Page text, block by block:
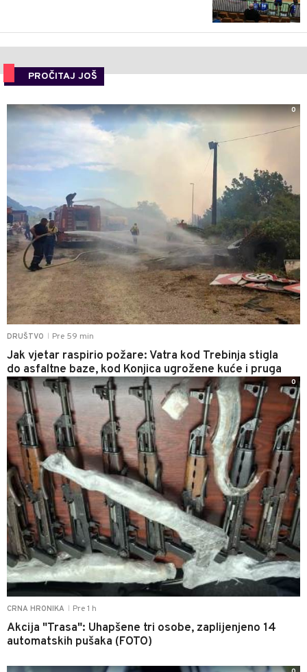
PROČITAJ JOŠ
DRUŠTVO Pre 59 min
Jak vjetar raspirio požare: Vatra kod Trebinja stigla
do asfaltne baze, kod Konjica ugrožene kuće i pruga
0
CRNA HRONIKA Pre 1 h
Akcija "Trasa": Uhapšene tri osobe, zaplijenjeno 14
automatskih pušaka (FOTO)
0